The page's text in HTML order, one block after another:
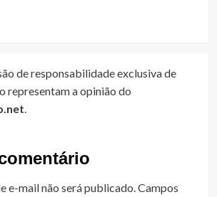
de responsabilidade exclusiva de
representam a opinião do
.
e-mail não será publicado.Campos